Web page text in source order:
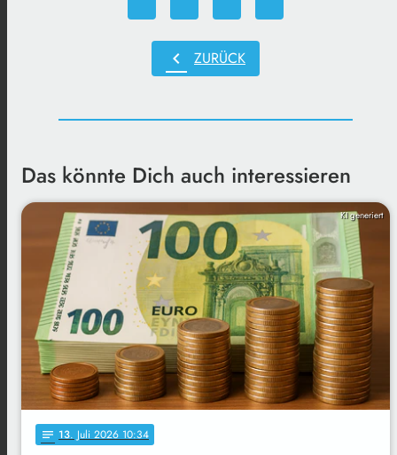
chevron_left ZURÜCK
Das könnte Dich auch interessieren
KI generiert
notes 13. Juli 2026 10:34